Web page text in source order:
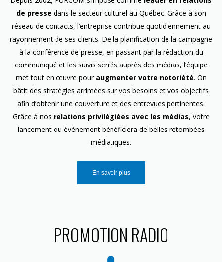
de presse dans le secteur culturel au Québec. Grâce à son
réseau de contacts, l’entreprise contribue quotidiennement au
rayonnement de ses clients. De la planification de la campagne
à la conférence de presse, en passant par la rédaction du
communiqué et les suivis serrés auprès des médias, l’équipe
met tout en œuvre pour augmenter votre notoriété. On
bâtit des stratégies arrimées sur vos besoins et vos objectifs
afin d’obtenir une couverture et des entrevues pertinentes.
Grâce à nos relations privilégiées avec les médias, votre
lancement ou événement bénéficiera de belles retombées
médiatiques.
En savoir plus
PROMOTION RADIO